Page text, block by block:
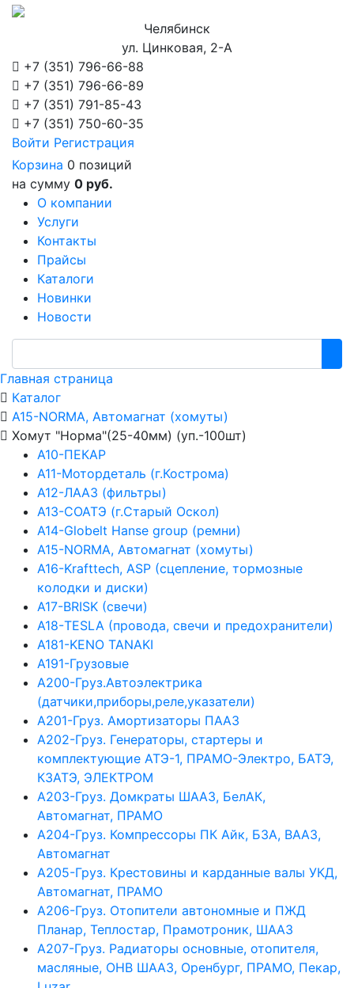
Челябинск
ул. Цинковая, 2-А
+7 (351) 796-66-88
+7 (351) 796-66-89
+7 (351) 791-85-43
+7 (351) 750-60-35
Войти Регистрация
Корзина 0 позиций
на сумму 0 руб.
О компании
Услуги
Контакты
Прайсы
Каталоги
Новинки
Новости
Главная страница
Каталог
А15-NORMA, Автомагнат (хомуты)
Хомут "Норма"(25-40мм) (уп.-100шт)
А10-ПЕКАР
А11-Мотордеталь (г.Кострома)
А12-ЛААЗ (фильтры)
А13-СОАТЭ (г.Старый Оскол)
А14-Globelt Hanse group (ремни)
А15-NORMA, Автомагнат (хомуты)
А16-Krafttech, ASP (сцепление, тормозные
колодки и диски)
А17-BRISK (свечи)
А18-TESLA (провода, свечи и предохранители)
А181-KENO TANAKI
А191-Грузовые
А200-Груз.Автоэлектрика
(датчики,приборы,реле,указатели)
А201-Груз. Амортизаторы ПААЗ
А202-Груз. Генераторы, стартеры и
комплектующие АТЭ-1, ПРАМО-Электро, БАТЭ,
КЗАТЭ, ЭЛЕКТРОМ
А203-Груз. Домкраты ШААЗ, БелАК,
Автомагнат, ПРАМО
А204-Груз. Компрессоры ПК Айк, БЗА, ВААЗ,
Автомагнат
А205-Груз. Крестовины и карданные валы УКД,
Автомагнат, ПРАМО
А206-Груз. Отопители автономные и ПЖД
Планар, Теплостар, Прамотроник, ШААЗ
А207-Груз. Радиаторы основные, отопителя,
масляные, ОНВ ШААЗ, Оренбург, ПРАМО, Пекар,